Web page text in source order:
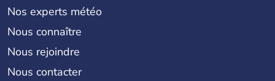
Nos experts météo
Nous connaître
Nous rejoindre
Nous contacter